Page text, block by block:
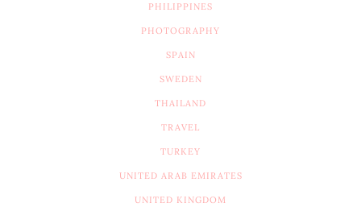
PHILIPPINES
PHOTOGRAPHY
SPAIN
SWEDEN
THAILAND
TRAVEL
TURKEY
UNITED ARAB EMIRATES
UNITED KINGDOM